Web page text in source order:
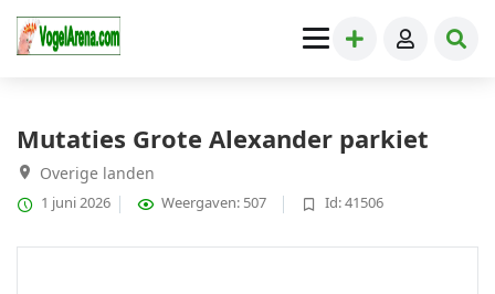
Grote Parkieten» Mutaties Grote Alexander parkiet
Mutaties Grote Alexander parkiet
Overige landen
1 juni 2026 Weergaven: 507 Id: 41506